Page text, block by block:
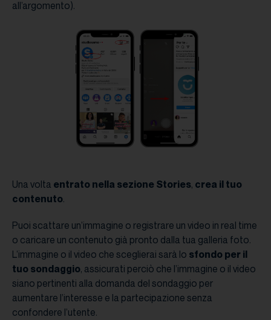
all’argomento).
Una volta entrato nella sezione Stories, crea il tuo
contenuto.
Puoi scattare un’immagine o registrare un video in real time
o caricare un contenuto già pronto dalla tua galleria foto.
L’immagine o il video che sceglierai sarà lo sfondo per il
tuo sondaggio, assicurati perciò che l’immagine o il video
siano pertinenti alla domanda del sondaggio per
aumentare l’interesse e la partecipazione senza
confondere l’utente.